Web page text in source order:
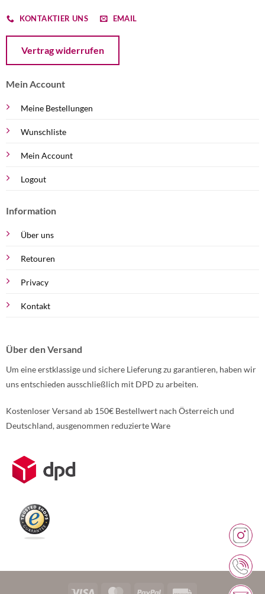
KONTAKTIER UNS EMAIL
Vertrag widerrufen
Mein Account
Meine Bestellungen
Wunschliste
Mein Account
Logout
Information
Über uns
Retouren
Privacy
Kontakt
Über den Versand
Um eine erstklassige und sichere Lieferung zu garantieren, haben wir
uns entschieden ausschließlich mit DPD zu arbeiten.
Kostenloser Versand ab 150€ Bestellwert nach Österreich und
Deutschland, ausgenommen reduzierte Ware
Weitere Informationen über den gesperrten Inhalt.
Visa MasterCardPayPal